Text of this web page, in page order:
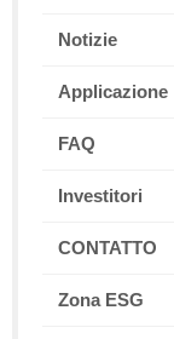
Notizie
Applicazione
FAQ
Investitori
CONTATTO
Zona ESG